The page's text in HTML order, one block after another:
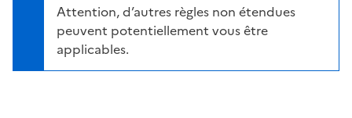
Attention, d’autres règles non étendues
peuvent potentiellement vous être
applicables.